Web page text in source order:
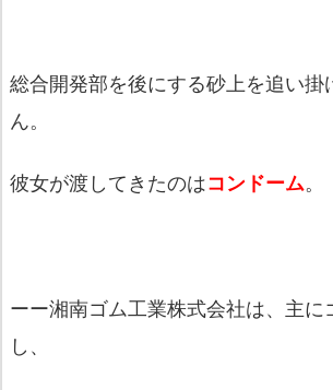
総合開発部を後にする砂上を追い掛
ん。
彼女が渡してきたのはコンドーム。
ーー湘南ゴム工業株式会社は、主に
し、